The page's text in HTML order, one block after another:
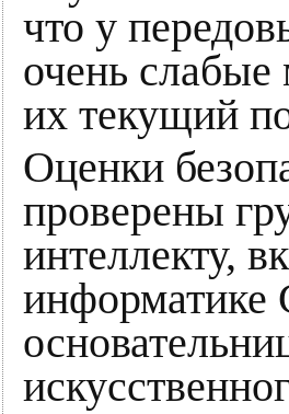
что у
очень слабые
их текущий
Оценки
проверены
интеллекту,
информатике